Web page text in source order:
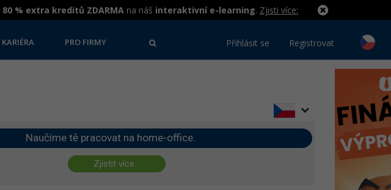
80 % extra kreditů ZDARMA na náš interaktivní e-learning. Zjisti více:
KARIÉRA PRO FIRMY Přihlásit se Registrovat
Naučíme tě pracovat na home-office.
Zjistit více...